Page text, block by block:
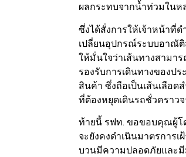
ผลกระทบจากน้ำท่วมในห
ซึ่งได้สั่งการให้เจ้าหน้าที่
เปลี่ยนอุปกรณ์ระบบอาณั
ให้มั่นใจว่าเส้นทางสามา
รองรับการเดินทางของป
สินค้า ซึ่งถือเป็นเส้นเลือ
ที่ต้องหยุดเดินรถชั่วคราว
ท้ายนี้ รฟท. ขอขอบคุณผู้โ
จะยังคงดำเนินมาตรการเ
บวนมีความปลอดภัยและ